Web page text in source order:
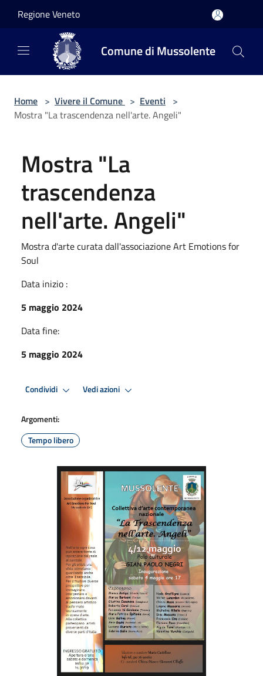
Regione Veneto
Comune di Mussolente
Home > Vivere il Comune > Eventi >
Mostra "La trascendenza nell'arte. Angeli"
Mostra "La
trascendenza
nell'arte. Angeli"
Mostra d'arte curata dall'associazione Art Emotions for
Soul
Data inizio :
5 maggio 2024
Data fine:
5 maggio 2024
Condividi Vedi azioni
Argomenti:
Tempo libero